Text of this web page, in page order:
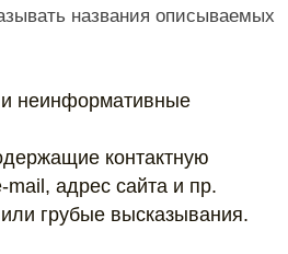
названия описываемых
неинформативные
контактную
адрес сайта и пр.
грубые высказывания.